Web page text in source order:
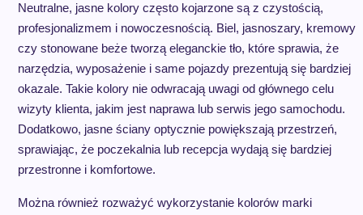
Neutralne, jasne kolory często kojarzone są z czystością,
profesjonalizmem i nowoczesnością. Biel, jasnoszary, kremowy
czy stonowane beże tworzą eleganckie tło, które sprawia, że
narzędzia, wyposażenie i same pojazdy prezentują się bardziej
okazale. Takie kolory nie odwracają uwagi od głównego celu
wizyty klienta, jakim jest naprawa lub serwis jego samochodu.
Dodatkowo, jasne ściany optycznie powiększają przestrzeń,
sprawiając, że poczekalnia lub recepcja wydają się bardziej
przestronne i komfortowe.
Można również rozważyć wykorzystanie kolorów marki